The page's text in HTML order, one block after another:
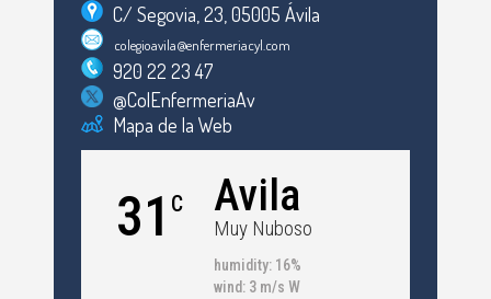
C/ Segovia, 23, 05005 Ávila
colegioavila@enfermeriacyl.com
920 22 23 47
@ColEnfermeriaAv
Mapa de la Web
31 C Avila
Muy Nuboso
humidity: 16%
wind: 3 m/s W